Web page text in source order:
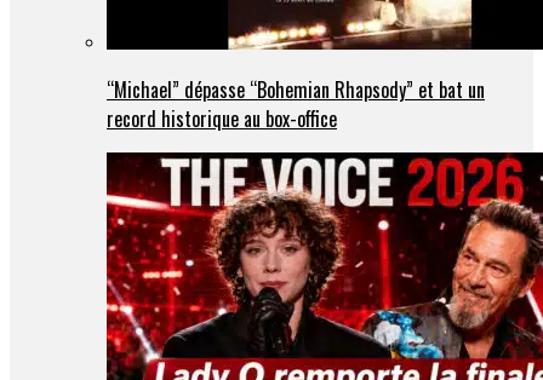
“Michael” dépasse “Bohemian Rhapsody” et bat un
record historique au box-office